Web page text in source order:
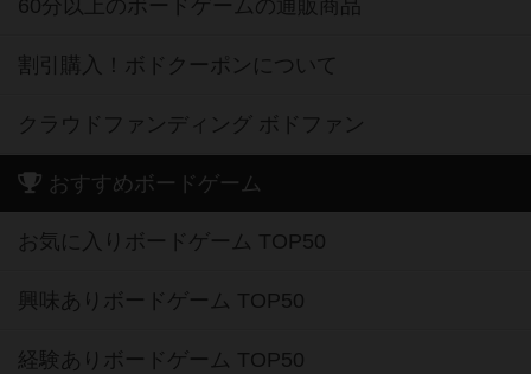
60分以上のボードゲームの通販商品
割引購入！ボドクーポンについて
クラウドファンディング ボドファン
おすすめボードゲーム
お気に入りボードゲーム TOP50
興味ありボードゲーム TOP50
経験ありボードゲーム TOP50